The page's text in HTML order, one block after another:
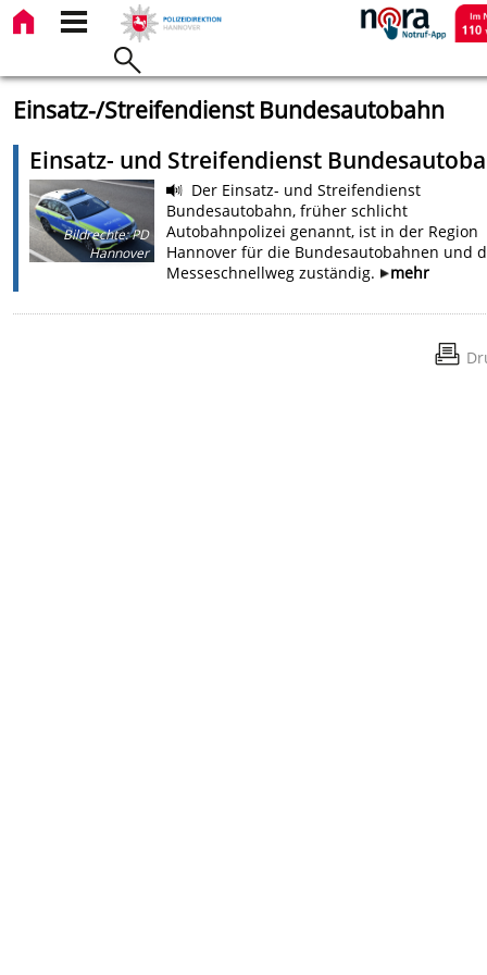
Einsatz-/Streifendienst Bundesautobahn
Einsatz- und Streifendienst
Bildrechte:PD
Hannover
Der Einsatz- und Streifendienst
Bundesautobahn, früher schlicht
Autobahnpolizei genannt, ist in der Region
Hannover für die Bundesautobahnen und
Messeschnellweg zuständig.
mehr